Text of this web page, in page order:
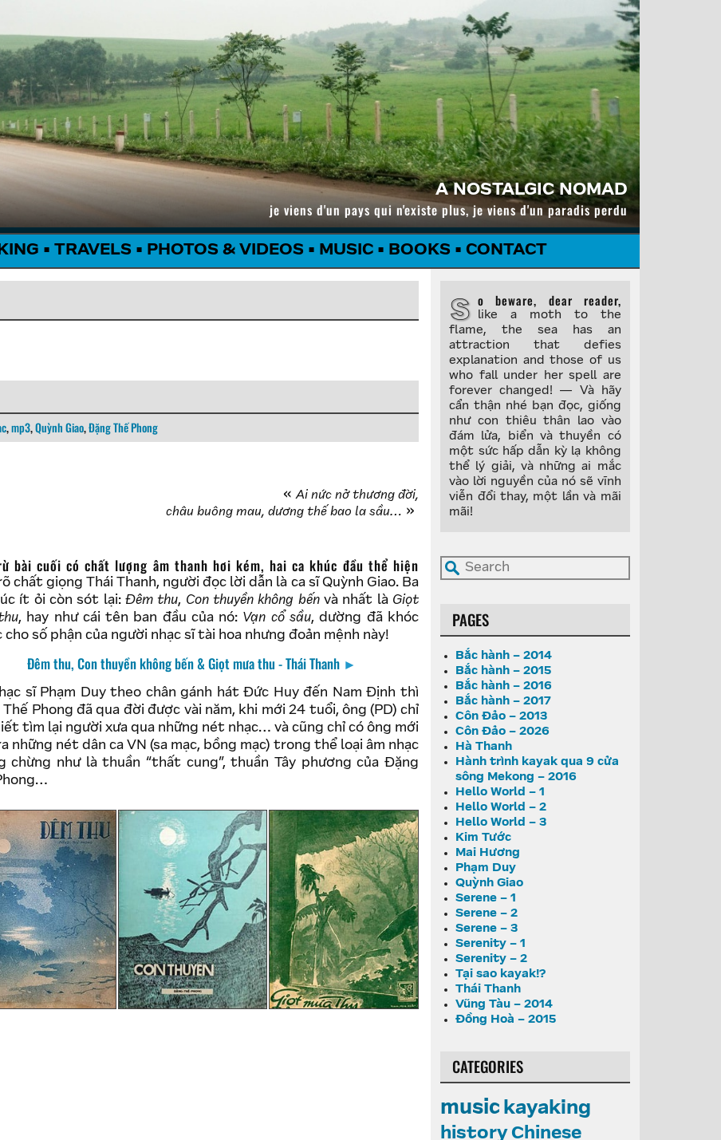
A NOSTALGIC NOMAD
je viens d'un pays qui n'existe plus, je viens d'un paradis perdu
• TRAVELS • PHOTOS & VIDEOS • MUSIC • BOOKS • CONTACT
,mp3,Quỳnh Giao,Đặng Thế Phong
Ai nức nở thương đời,
châu buông mau, dương thế bao la sầu…
chất giọng Thái Thanh, người đọc lời dẫn là ca sĩ Quỳnh Giao. Ba
ít ỏi còn sót lại: Đêm thu, Con thuyền không bếnvà nhất là Giọt
, hay như cái tên ban đầu của nó: Vạn cổ sầu, dường đã khóc
số phận của người nhạc sĩ tài hoa nhưng đoản mệnh này!
Đêm thu, Con thuyền không bến & Giọt mưa thu - Thái Thanh ►
sĩ Phạm Duy theo chân gánh hát Đức Huy đến Nam Định thì
Phong đã qua đời được vài năm, khi mới 24 tuổi, ông (PD) chỉ
tìm lại người xưa qua những nét nhạc… và cũng chỉ có ông mới
những nét dân ca VN (sa mạc, bồng mạc) trong thể loại âm nhạc
chừng như là thuần “thất cung”, thuần Tây phương của Đặng
So beware, dear reader,
like a moth to the
flame, the sea has an
attraction that defies
explanation and those of us
who fall under her spell are
forever changed! — Và hãy
cẩn thận nhé bạn đọc, giống
như con thiêu thân lao vào
đám lửa, biển và thuyền có
một sức hấp dẫn kỳ lạ không
thể lý giải, và những ai mắc
vào lời nguyền của nó sẽ vĩnh
viễn đổi thay, một lần và mãi
mãi!
PAGES
Bắc hành – 2014
Bắc hành – 2015
Bắc hành – 2016
Bắc hành – 2017
Côn Đảo – 2013
Côn Đảo – 2026
Hà Thanh
Hành trình kayak qua 9 cửa
sông Mekong – 2016
Hello World – 1
Hello World – 2
Hello World – 3
Kim Tước
Mai Hương
Phạm Duy
Quỳnh Giao
Serene – 1
Serene – 2
Serene – 3
Serenity – 1
Serenity – 2
Tại sao kayak!?
Thái Thanh
Vũng Tàu – 2014
Đồng Hoà – 2015
CATEGORIES
music kayaking
historyChinese